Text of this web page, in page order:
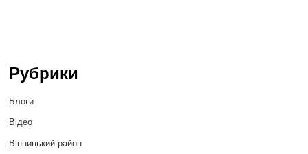
Рубрики
Блоги
Відео
Вінницький район